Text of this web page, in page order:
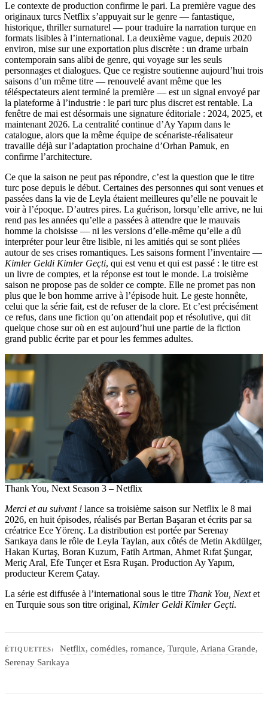
Le contexte de production confirme le pari. La première vague des
originaux turcs Netflix s’appuyait sur le genre — fantastique,
historique, thriller surnaturel — pour traduire la narration turque en
formats lisibles à l’international. La deuxième vague, depuis 2020
environ, mise sur une exportation plus discrète : un drame urbain
contemporain sans alibi de genre, qui voyage sur les seuls
personnages et dialogues. Que ce registre soutienne aujourd’hui trois
saisons d’un même titre — renouvelé avant même que les
téléspectateurs aient terminé la première — est un signal envoyé par
la plateforme à l’industrie : le pari turc plus discret est rentable. La
fenêtre de mai est désormais une signature éditoriale : 2024, 2025, et
maintenant 2026. La centralité continue d’Ay Yapım dans le
catalogue, alors que la même équipe de scénariste-réalisateur
travaille déjà sur l’adaptation prochaine d’Orhan Pamuk, en
confirme l’architecture.
Ce que la saison ne peut pas répondre, c’est la question que le titre
turc pose depuis le début. Certaines des personnes qui sont venues et
passées dans la vie de Leyla étaient meilleures qu’elle ne pouvait le
voir à l’époque. D’autres pires. La guérison, lorsqu’elle arrive, ne lui
rend pas les années qu’elle a passées à attendre que le mauvais
homme la choisisse — ni les versions d’elle-même qu’elle a dû
interpréter pour leur être lisible, ni les amitiés qui se sont pliées
autour de ses crises romantiques. Les saisons forment l’inventaire —
Kimler Geldi Kimler Geçti, qui est venu et qui est passé : le titre est
un livre de comptes, et la réponse est tout le monde. La troisième
saison ne propose pas de solder ce compte. Elle ne promet pas non
plus que le bon homme arrive à l’épisode huit. Le geste honnête,
celui que la série fait, est de refuser de la clore. Et c’est précisément
ce refus, dans une fiction qu’on attendait pop et résolutive, qui dit
quelque chose sur où en est aujourd’hui une partie de la fiction
grand public écrite par et pour les femmes adultes.
Thank You, Next Season 3 – Netflix
Merci et au suivant ! lance sa troisième saison sur Netflix le 8 mai
2026, en huit épisodes, réalisés par Bertan Başaran et écrits par sa
créatrice Ece Yörenç. La distribution est portée par Serenay
Sarıkaya dans le rôle de Leyla Taylan, aux côtés de Metin Akdülger,
Hakan Kurtaş, Boran Kuzum, Fatih Artman, Ahmet Rıfat Şungar,
Meriç Aral, Efe Tunçer et Esra Ruşan. Production Ay Yapım,
producteur Kerem Çatay.
La série est diffusée à l’international sous le titre Thank You, Nextet
en Turquie sous son titre original, Kimler Geldi Kimler Geçti.
ÉTIQUETTES: Netflix, comédies, romance, Turquie, Ariana Grande,
Serenay Sarıkaya